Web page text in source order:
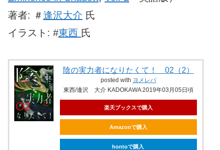
著者: ＃逢沢大介 氏
イラスト: #東西 氏
陰の実力者になりたくて！ 02（2）
posted with ヨメレバ
東西/逢沢 大介 KADOKAWA 2019年03月05日頃
楽天ブックスで購入
Amazonで購入
hontoで購入